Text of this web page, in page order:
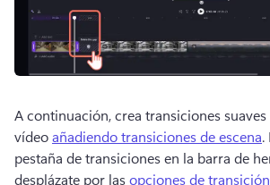
A continuación, crea transiciones
vídeo añadiendo transiciones de escena.
pestaña de transiciones en la barra de
desplázate por las opciones de